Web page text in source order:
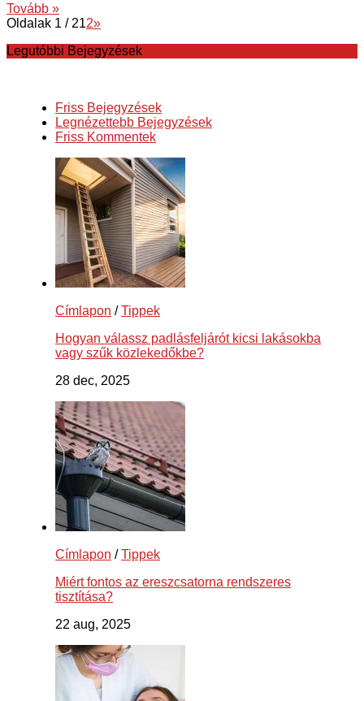
Tovább »
Oldalak 1 / 212»
Legutóbbi Bejegyzések
Friss Bejegyzések
Legnézettebb Bejegyzések
Friss Kommentek
Címlapon /Tippek
Hogyan válassz padlásfeljárót kicsi lakásokba
vagy szűk közlekedőkbe?
28 dec, 2025
Címlapon /Tippek
Miért fontos az ereszcsatorna rendszeres
tisztítása?
22 aug, 2025